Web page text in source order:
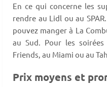
En ce qui concerne les
rendre au Lidl ou au
pouvez manger à La
au Sud. Pour les
Friends, au Miami ou au
Prix moyens et